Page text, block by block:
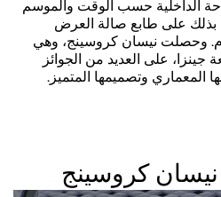
الداخلية حسب الوقت والموسم
على طابع صالة العرض
وحصلت نيسان كروسينج، وهي
جينزا، على العديد من الجوائز
المعماري وتصميمها المتميز.
كروسينج